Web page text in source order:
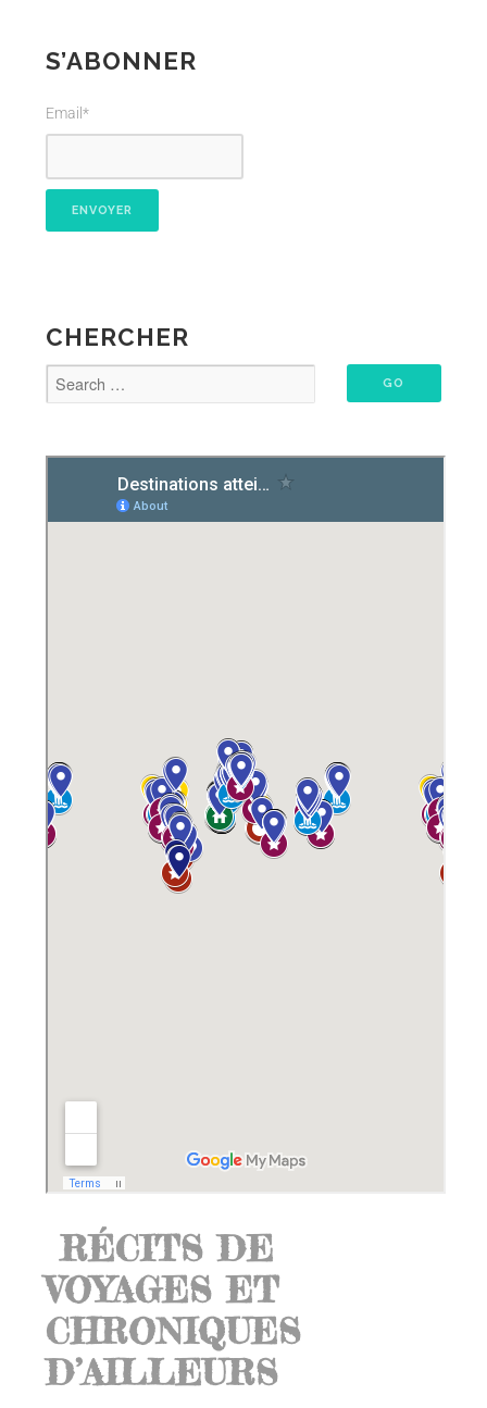
S’ABONNER
Email*
CHERCHER
RÉCITS DE
VOYAGES ET
CHRONIQUES
D’AILLEURS